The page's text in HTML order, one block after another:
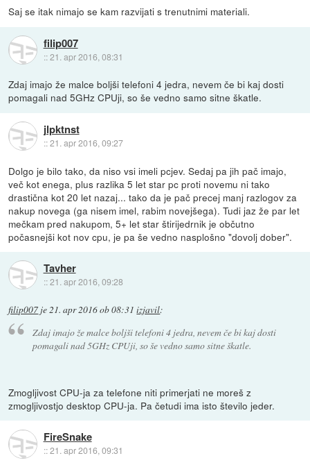
Saj se itak nimajo se kam razvijati s trenutnimi materiali.
filip007
::21. apr 2016, 08:31
Zdaj imajo že malce boljši telefoni 4 jedra, nevem če bi kaj dosti
pomagali nad 5GHz CPUji, so še vedno samo sitne škatle.
jlpktnst
::21. apr 2016, 09:27
Dolgo je bilo tako, da niso vsi imeli pcjev. Sedaj pa jih pač imajo,
več kot enega, plus razlika 5 let star pc proti novemu ni tako
drastična kot 20 let nazaj... tako da je pač precej manj razlogov za
nakup novega (ga nisem imel, rabim novejšega). Tudi jaz že par let
mečkam pred nakupom, 5+ let star štirijedrnik je občutno
počasnejši kot nov cpu, je pa še vedno nasplošno "dovolj dober".
Tavher
::21. apr 2016, 09:28
filip007 je 21. apr 2016 ob 08:31 izjavil:
Zdaj imajo že malce boljši telefoni 4 jedra, nevem če bi kaj dosti
pomagali nad 5GHz CPUji, so še vedno samo sitne škatle.
Zmogljivost CPU-ja za telefone niti primerjati ne moreš z
zmogljivostjo desktop CPU-ja. Pa četudi ima isto število jeder.
FireSnake
::21. apr 2016, 09:31